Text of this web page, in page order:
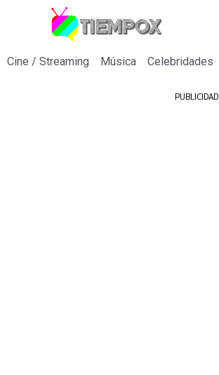
Cine / Streaming Música Celebridades
PUBLICIDAD